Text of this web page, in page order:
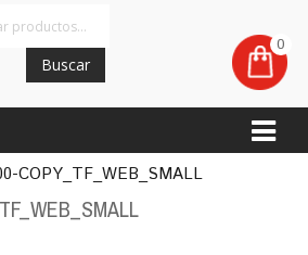
0
Buscar
COPY_TF_WEB_SMALL